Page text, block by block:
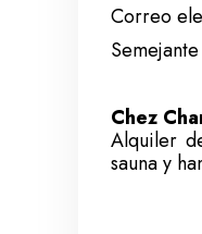
Correo
Chez
Alquiler
sauna y